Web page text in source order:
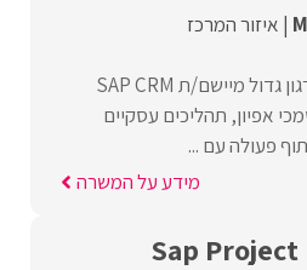
איזור המרכז
MalamTeam מגייסת לארגון גדול מיישם/ת SAP CRM
אפיון, תהליכים עסקיים
פעולה עם ...
מידע על המשרה
Sap Project